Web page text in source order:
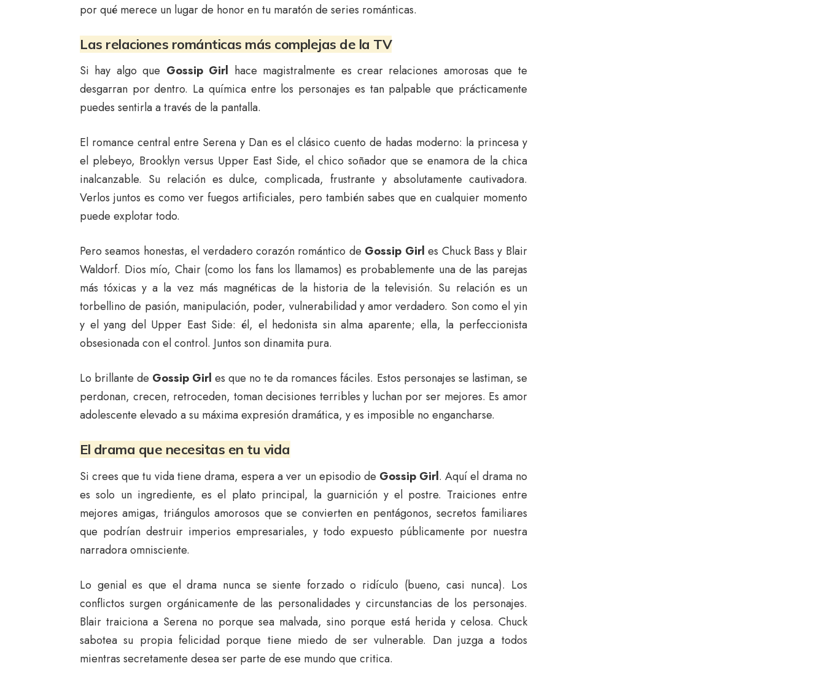
por qué merece un lugar de honor en tu maratón de series románticas.
Las relaciones románticas más complejas de la TV
Si hay algo que Gossip Girl hace magistralmente es crear relaciones amorosas que te
desgarran por dentro. La química entre los personajes es tan palpable que prácticamente
puedes sentirla a través de la pantalla.
El romance central entre Serena y Dan es el clásico cuento de hadas moderno: la princesa y
el plebeyo, Brooklyn versus Upper East Side, el chico soñador que se enamora de la chica
inalcanzable. Su relación es dulce, complicada, frustrante y absolutamente cautivadora.
Verlos juntos es como ver fuegos artificiales, pero también sabes que en cualquier momento
puede explotar todo.
Pero seamos honestas, el verdadero corazón romántico de Gossip Girl es Chuck Bass y Blair
Waldorf. Dios mío, Chair (como los fans los llamamos) es probablemente una de las parejas
más tóxicas y a la vez más magnéticas de la historia de la televisión. Su relación es un
torbellino de pasión, manipulación, poder, vulnerabilidad y amor verdadero. Son como el yin
y el yang del Upper East Side: él, el hedonista sin alma aparente; ella, la perfeccionista
obsesionada con el control. Juntos son dinamita pura.
Lo brillante de Gossip Girl es que no te da romances fáciles. Estos personajes se lastiman, se
perdonan, crecen, retroceden, toman decisiones terribles y luchan por ser mejores. Es amor
adolescente elevado a su máxima expresión dramática, y es imposible no engancharse.
El drama que necesitas en tu vida
Si crees que tu vida tiene drama, espera a ver un episodio de Gossip Girl. Aquí el drama no
es solo un ingrediente, es el plato principal, la guarnición y el postre. Traiciones entre
mejores amigas, triángulos amorosos que se convierten en pentágonos, secretos familiares
que podrían destruir imperios empresariales, y todo expuesto públicamente por nuestra
narradora omnisciente.
Lo genial es que el drama nunca se siente forzado o ridículo (bueno, casi nunca). Los
conflictos surgen orgánicamente de las personalidades y circunstancias de los personajes.
Blair traiciona a Serena no porque sea malvada, sino porque está herida y celosa. Chuck
sabotea su propia felicidad porque tiene miedo de ser vulnerable. Dan juzga a todos
mientras secretamente desea ser parte de ese mundo que critica.